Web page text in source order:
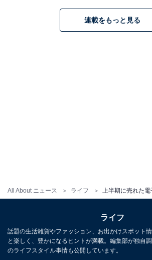
All About ニュース ライフ
る作品。
始祖の巨人の力を使って発動した「地
型の巨人たちが人も建物も関係なく踏
は圧巻。地鳴らしを発動した張本人、
連載をもっと見る
ライフ
話題の生活雑貨やファッション、お出かけスポット
と楽しく、豊かになるヒントが満載。編集部が独自
のライフスタイル事情も公開しています。